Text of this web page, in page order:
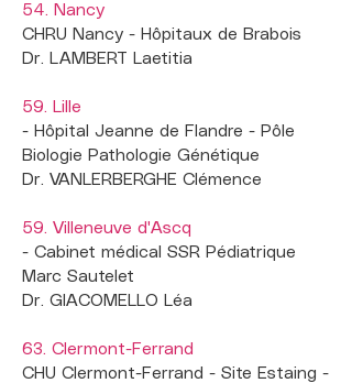
54. Nancy
CHRU Nancy - Hôpitaux de Brabois
Dr. LAMBERT Laetitia
59. Lille
- Hôpital Jeanne de Flandre - Pôle
Biologie Pathologie Génétique
Dr. VANLERBERGHE Clémence
59. Villeneuve d'Ascq
- Cabinet médical SSR Pédiatrique
Marc Sautelet
Dr. GIACOMELLO Léa
63. Clermont-Ferrand
CHU Clermont-Ferrand - Site Estaing -